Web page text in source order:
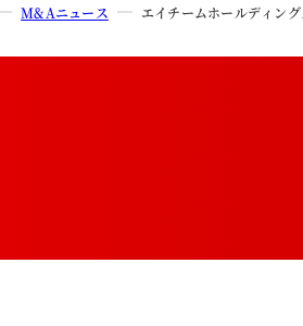
M&Aニュース エイチームホールディン